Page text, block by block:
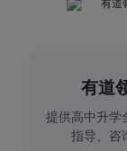
有道
提供高中升学
指导、咨